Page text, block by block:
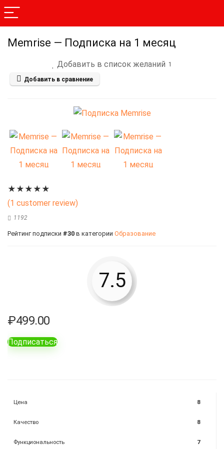
Memrise — Подписка на 1 месяц
Добавить в список желаний 1
Добавить в сравнение
★ ★ ★ ★ ★
(1 customer review)
1192
Рейтинг подписки #30 в категории Образование
7.5
₽499.00
Подписаться
Цена 8
Качество 8
Функциональность 7